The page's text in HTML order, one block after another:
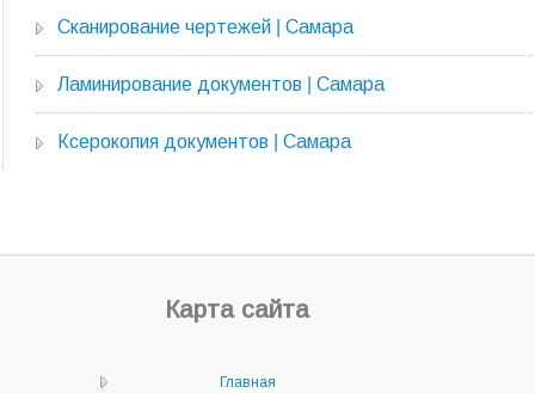
Сканирование чертежей | Самара
Ламинирование документов | Самара
Ксерокопия документов | Самара
Карта сайта
Главная